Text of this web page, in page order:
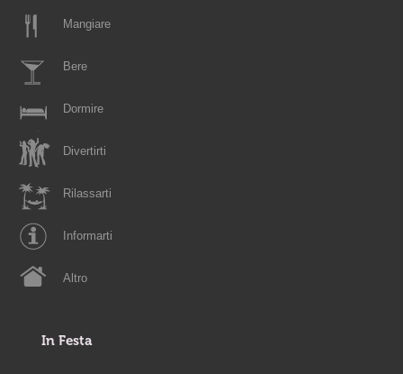
Mangiare
Bere
Dormire
Divertirti
Rilassarti
Informarti
Altro
In Festa